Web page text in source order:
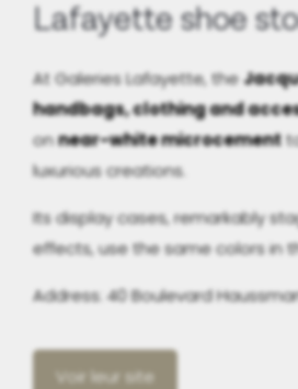
Lafayette shoe
At Galeries Lafayette, the
handbags, clothing and
onnear-white microcement
luxurious creations.
Its display cases, remarkably
effects, use the same colors in
Address: 40 Boulevard
Voir leur site